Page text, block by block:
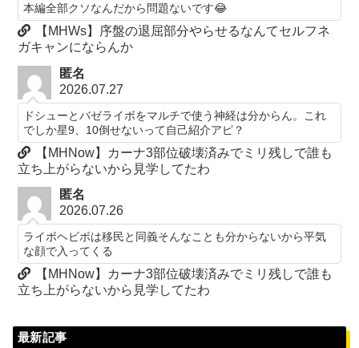
本編全部クソなんだから問題ないです😂
【MHWs】序盤の退屈部分やらせるなんてセルフネ
ガキャンにならんか
匿名
2026.07.27
ドシューとバゼライボをマルチで使う神経は分からん。これ
でしか星9、10倒せないって自己紹介アピ？
【MHNow】カーナ3部位破壊済みでミリ残しで誰も
立ち上がらないから見学してたわ
匿名
2026.07.26
ライボヘビボは移民と同義そんなことも分からないから平気
な顔で入ってくる
【MHNow】カーナ3部位破壊済みでミリ残しで誰も
立ち上がらないから見学してたわ
最新記事